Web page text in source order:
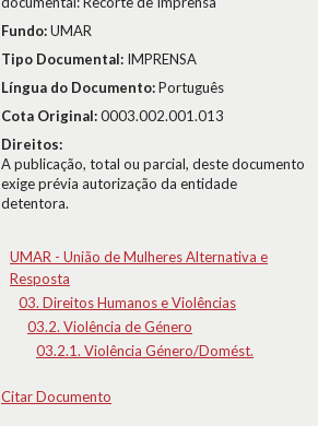
Fundo:UMAR
Tipo Documental: IMPRENSA
Língua do Documento:Português
Cota Original:0003.002.001.013
Direitos:
A publicação, total ou parcial, deste documento
exige prévia autorização da entidade
detentora.
UMAR - União de Mulheres Alternativa e
Resposta
03. Direitos Humanos e Violências
03.2. Violência de Género
03.2.1. Violência Género/Domést.
Citar Documento